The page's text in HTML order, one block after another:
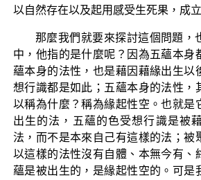
以自然存在以及起用感受生死果，成
那麼我們就要來探討這個問題，
中，他指的是什麼呢？因為五蘊本身
蘊本身的法性，也是藉因藉緣出生以
想行識都是如此；五蘊本身的法性，
以稱為什麼？稱為緣起性空。也就是
出生的法，五蘊的色受想行識是被
法，而不是本來自己有這樣的法；被
以這樣的法性沒有自體、本無今有、
蘊是被出生的，是緣起性空的。可是